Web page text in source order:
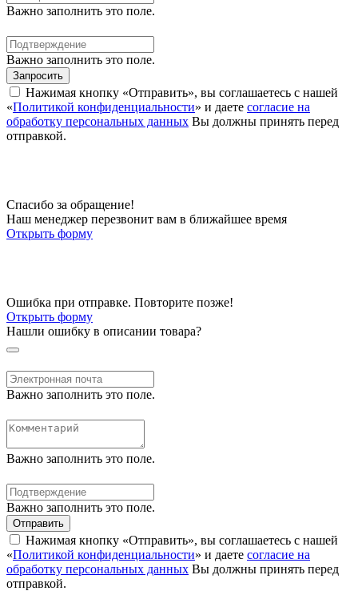
Важно заполнить это поле.
Важно заполнить это поле.
Запросить
Нажимая кнопку «Отправить», вы соглашаетесь с нашей
«Политикой конфиденциальности» и даете согласие на
обработку персональных данных Вы должны принять перед
отправкой.
Спасибо за обращение!
Наш менеджер перезвонит вам в ближайшее время
Открыть форму
Ошибка при отправке. Повторите позже!
Открыть форму
Нашли ошибку в описании товара?
Важно заполнить это поле.
Важно заполнить это поле.
Важно заполнить это поле.
Отправить
Нажимая кнопку «Отправить», вы соглашаетесь с нашей
«Политикой конфиденциальности» и даете согласие на
обработку персональных данных Вы должны принять перед
отправкой.